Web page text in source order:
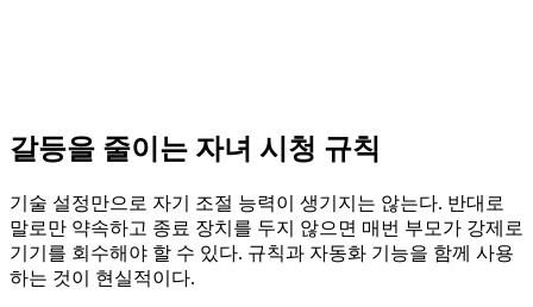
갈등을 줄이는 자녀 시청 규칙
기술 설정만으로 자기 조절 능력이 생기지는 않는다. 반대로
말로만 약속하고 종료 장치를 두지 않으면 매번 부모가 강제로
기기를 회수해야 할 수 있다. 규칙과 자동화 기능을 함께 사용
하는 것이 현실적이다.